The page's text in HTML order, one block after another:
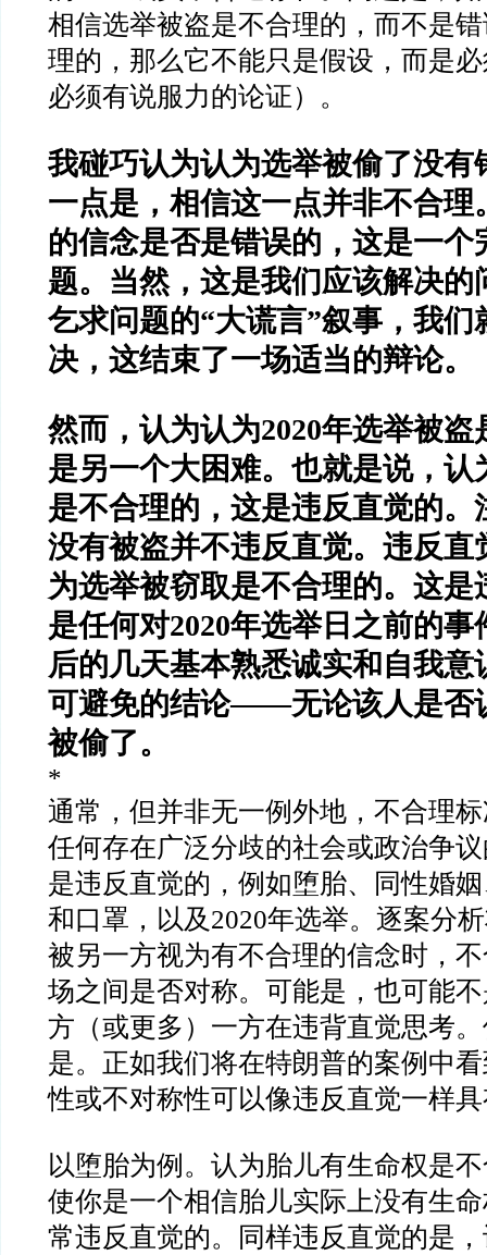
相信选举被盗是不合理的，而不是
理的，那么它不能只是假设，而是
必须有说服力的论证）。
我碰巧认为认为选举被偷了没有
一点是，相信这一点并非不合理
的信念是否是错误的，这是一个
题。当然，这是我们应该解决的
乞求问题的“大谎言”叙事，我们
决，这结束了一场适当的辩论。
然而，认为认为2020年选举被盗
是另一个大困难。也就是说，认
是不合理的，这是违反直觉的。
没有被盗并不违反直觉。违反直
为选举被窃取是不合理的。这是
是任何对2020年选举日之前的事
后的几天基本熟悉诚实和自我意
可避免的结论——无论该人是否
被偷了。
*
通常，但并非无一例外地，不合理
任何存在广泛分歧的社会或政治争
是违反直觉的，例如堕胎、同性婚
和口罩，以及 2020年选举。逐案分
被另一方视为有不合理的信念时，
场之间是否对称。可能是，也可能
方（或更多）一方在违背直觉思考
是。正如我们将在特朗普的案例中
性或不对称性可以像违反直觉一样
以堕胎为例。认为胎儿有生命权是
使你是一个相信胎儿实际上没有生
常违反直觉的。同样违反直觉的是